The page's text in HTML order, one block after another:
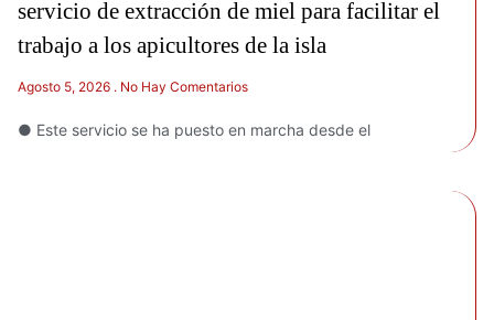
servicio de extracción de miel para facilitar el
trabajo a los apicultores de la isla
Agosto 5, 2026 No Hay Comentarios
● Este servicio se ha puesto en marcha desde el